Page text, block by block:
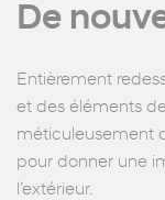
De
Entièrement
et des éléments
méticuleusement
pour donner une
l’extérieur.